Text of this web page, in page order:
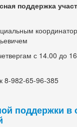
поддержка
с 14.00 до
8-982-65-96-385
поддержки